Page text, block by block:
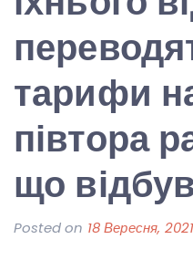
тарифи
півтора
що
Posted on 18 Вересня, 2021